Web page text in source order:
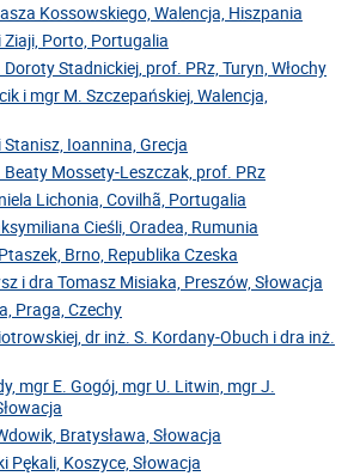
Kossowskiego, Walencja, Hiszpania
Ziaji, Porto, Portugalia
Stadnickiej, prof. PRz, Turyn, Włochy
i mgr M. Szczepańskiej, Walencja,
Ioannina, Grecja
Beaty Mossety-Leszczak, prof. PRz
Lichonia, Covilhã, Portugalia
Cieśli, Oradea, Rumunia
Brno, Republika Czeska
i dra Tomasz Misiaka, Preszów, Słowacja
Praga, Czechy
dr inż. S. Kordany-Obuch i dra inż.
mgr E. Gogój, mgr U. Litwin, mgr J.
Bratysława, Słowacja
Pękali, Koszyce, Słowacja